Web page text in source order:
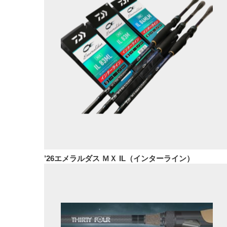
’26エメラルダス ＭＸ IL（インターライン）